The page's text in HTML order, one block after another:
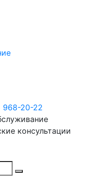
968-20-22
консультации